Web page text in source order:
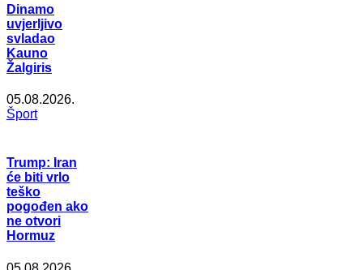
Dinamo
uvjerljivo
svladao
Kauno
Žalgiris
05.08.2026.
Šport
Trump: Iran
će biti vrlo
teško
pogođen ako
ne otvori
Hormuz